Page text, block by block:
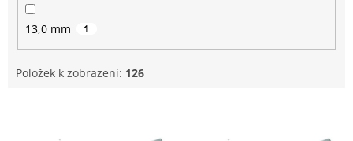
13,0 mm 1
Položek k zobrazení: 126